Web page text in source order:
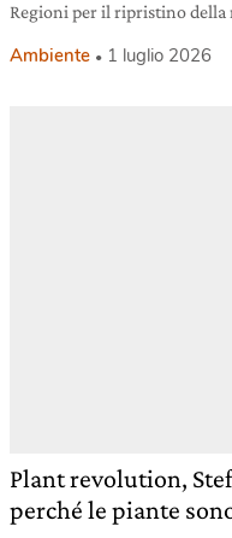
Regioni per il ripristino
Ambiente 1 luglio 2026
Plant revolution,
perché le piante